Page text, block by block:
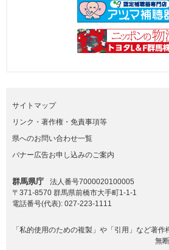
サイトマップ
リンク・著作権・免責事項等
県へのお問い合わせ一覧
バナー広告お申し込みのご案内
群馬県庁
法人番号7000020100005
〒371-8570 群馬県前橋市大手町1-1-1
電話番号(代表): 027-223-1111
「私的使用のための複製」や「引用」など著
無